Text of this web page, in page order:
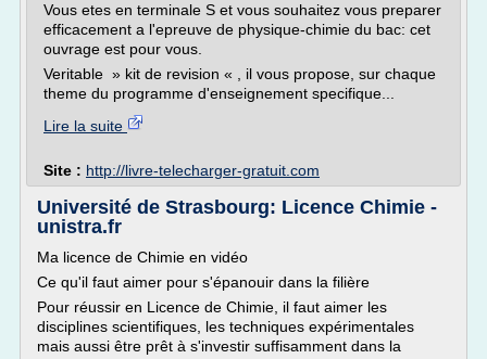
Vous etes en terminale S et vous souhaitez vous preparer
efficacement a l'epreuve de physique-chimie du bac: cet
ouvrage est pour vous.
Veritable » kit de revision « , il vous propose, sur chaque
theme du programme d'enseignement specifique...
Lire la suite
Site : http://livre-telecharger-gratuit.com
Université de Strasbourg: Licence Chimie -
unistra.fr
Ma licence de Chimie en vidéo
Ce qu'il faut aimer pour s'épanouir dans la filière
Pour réussir en Licence de Chimie, il faut aimer les
disciplines scientifiques, les techniques expérimentales
mais aussi être prêt à s'investir suffisamment dans la